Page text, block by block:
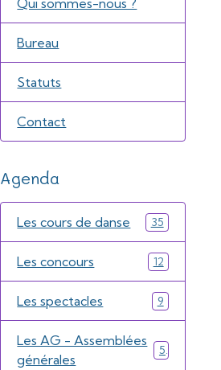
Qui sommes-nous ?
Bureau
Statuts
Contact
Agenda
Les cours de danse 35
Les concours 12
Les spectacles 9
Les AG - Assemblées
générales
5